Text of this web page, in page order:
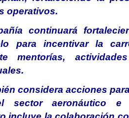
operativos.
continuará
para incentivar la
mentorías,
considera acciones
sector aeronáutico e